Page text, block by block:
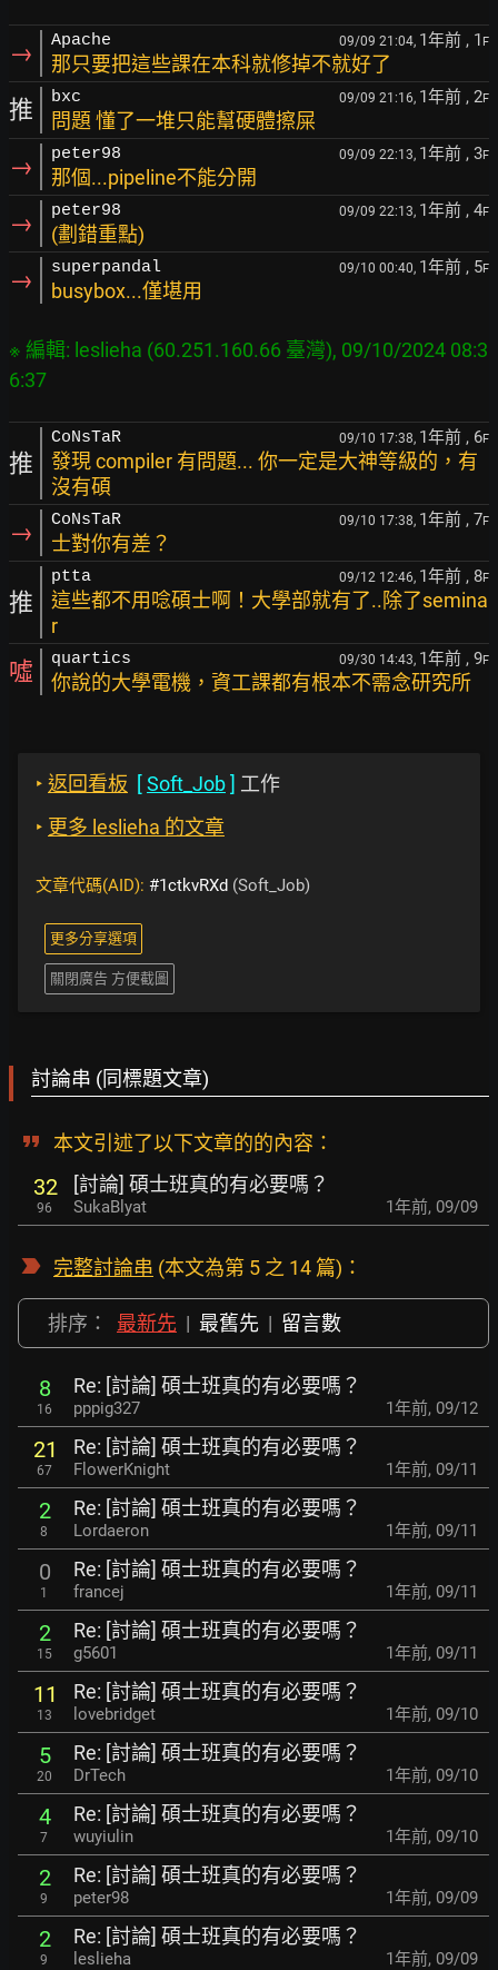
→ Apache 09/09 21:04, 1年前 , 1 F
那只要把這些課在本科就修掉不就好了
推 bxc 09/09 21:16, 1年前 , 2F
問題 懂了一堆只能幫硬體擦屎
→ peter98 09/09 22:13, 1年前 , 3F
那個...pipeline不能分開
→ peter98 09/09 22:13, 1年前 , 4F
(劃錯重點)
→ superpandal 09/10 00:40, 1年前 , 5F
busybox...僅堪用
※ 編輯: leslieha (60.251.160.66 臺灣), 09/10/2024 08:3
推
CoNsTaR 09/10 17:38, 1年前 , 6F
發現 compiler 有問題... 你一定是大神等級的，有
沒有碩
→ CoNsTaR 09/10 17:38, 1年前 , 7F
士對你有差？
推
ptta 09/12 12:46, 1年前 , 8F
這些都不用唸碩士啊！大學部就有了..除了semina
r
噓 quartics 09/30 14:43, 1年前 , 9F
你說的大學電機，資工課都有根本不需念研究所
‣ 返回看板 [Soft_Job] 工作
‣ 更多 leslieha 的文章
文章代碼(AID): #1ctkvRXd (Soft_Job)
更多分享選項
關閉廣告 方便截圖
討論串 (同標題文章)
本文引述了以下文章的的內容：
32
96
[討論] 碩士班真的有必要嗎？
SukaBlyat 1年前, 09/09
完整討論串 (本文為第 5 之 14 篇)：
排序： 最新先 | 最舊先 | 留言數
8
16
Re: [討論] 碩士班真的有必要嗎？
pppig327 1年前, 09/12
21
67
Re: [討論] 碩士班真的有必要嗎？
FlowerKnight 1年前, 09/11
2
8
Re: [討論] 碩士班真的有必要嗎？
Lordaeron 1年前, 09/11
0
1
Re: [討論] 碩士班真的有必要嗎？
francej 1年前, 09/11
2
15
Re: [討論] 碩士班真的有必要嗎？
g5601 1年前, 09/11
11
13
Re: [討論] 碩士班真的有必要嗎？
lovebridget 1年前, 09/10
5
20
Re: [討論] 碩士班真的有必要嗎？
DrTech 1年前, 09/10
4
7
Re: [討論] 碩士班真的有必要嗎？
wuyiulin 1年前, 09/10
2
9
Re: [討論] 碩士班真的有必要嗎？
peter98 1年前, 09/09
2
9
Re: [討論] 碩士班真的有必要嗎？
leslieha 1年前, 09/09